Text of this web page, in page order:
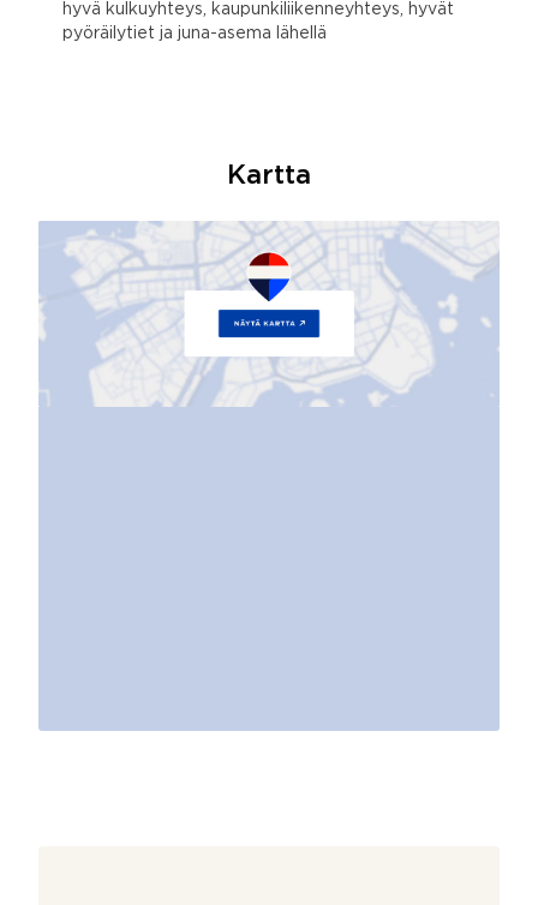
hyvä kulkuyhteys, kaupunkiliikenneyhteys, hyvät
pyöräilytiet ja juna-asema lähellä
Kartta